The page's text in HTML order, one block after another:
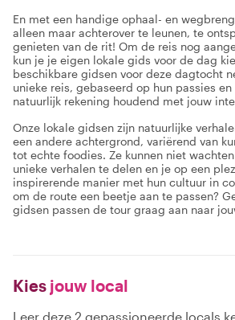
En met een handige ophaal- en
alleen maar achterover te leunen, te
genieten van de rit! Om de reis nog
kun je je eigen lokale gids voor de dag
beschikbare gidsen voor deze dagtocht
unieke reis, gebaseerd op hun passies
natuurlijk rekening houdend met jouw
Onze lokale gidsen zijn natuurlijke
een andere achtergrond, variërend van
tot echte foodies. Ze kunnen niet
unieke verhalen te delen en je op een
inspirerende manier met hun cultuur in
om de route een beetje aan te passen?
gidsen passen de tour graag aan naar
Kies jouw local
Leer deze 2 gepassioneerde locals